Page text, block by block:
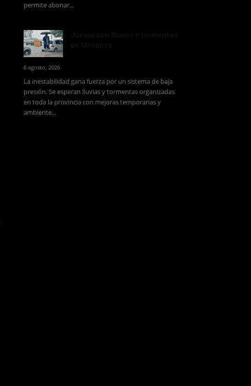
permite abonar...
6 agosto, 2026
La inestabilidad gana fuerza por un sistema de baja
presión. Se esperan lluvias y tormentas organizadas
en toda la provincia con mejoras temporarias y
ambiente...